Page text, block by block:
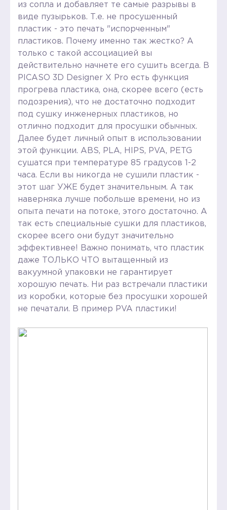
из сопла и добавляет те самые разрывы в
виде пузырьков. Т.е. не просушенный
пластик - это печать "испорченным"
пластиков. Почему именно так жестко? А
только с такой ассоциацией вы
действительно начнете его сушить всегда. В
PICASO 3D Designer X Pro есть функция
прогрева пластика, она, скорее всего (есть
подозрения), что не достаточно подходит
под сушку инженерных пластиков, но
отлично подходит для просушки обычных.
Далее будет личный опыт в использовании
этой функции. ABS, PLA, HIPS, PVA, PETG
сушатся при температуре 85 градусов 1-2
часа. Если вы никогда не сушили пластик -
этот шаг УЖЕ будет значительным. А так
наверняка лучше побольше времени, но из
опыта печати на потоке, этого достаточно. А
так есть специальные сушки для пластиков,
скорее всего они будут значительно
эффективнее! Важно понимать, что пластик
даже ТОЛЬКО ЧТО вытащенный из
вакуумной упаковки не гарантирует
хорошую печать. Ни раз встречали пластики
из коробки, которые без просушки хорошей
не печатали. В пример PVA пластики!